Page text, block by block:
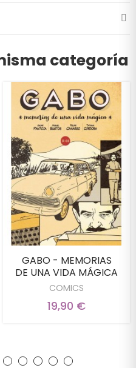
categoría
GABO - MEMORIAS
DE UNA VIDA MÁGICA
COMICS
19,90 €